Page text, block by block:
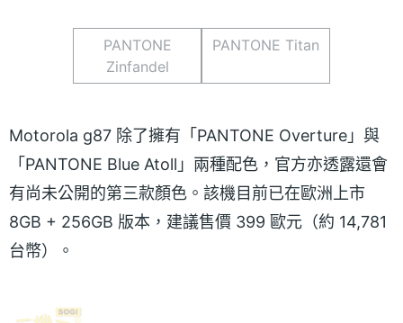
PANTONE
Zinfandel
PANTONE Titan
Motorola g87 除了擁有「PANTONE Overture」與
「PANTONE Blue Atoll」兩種配色，官方亦透露還會
有尚未公開的第三款顏色。該機目前已在歐洲上市
8GB + 256GB 版本，建議售價 399 歐元（約 14,781
台幣）。